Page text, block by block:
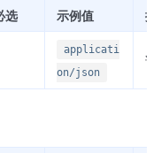
选 示例值
描
applicati
on/json
请